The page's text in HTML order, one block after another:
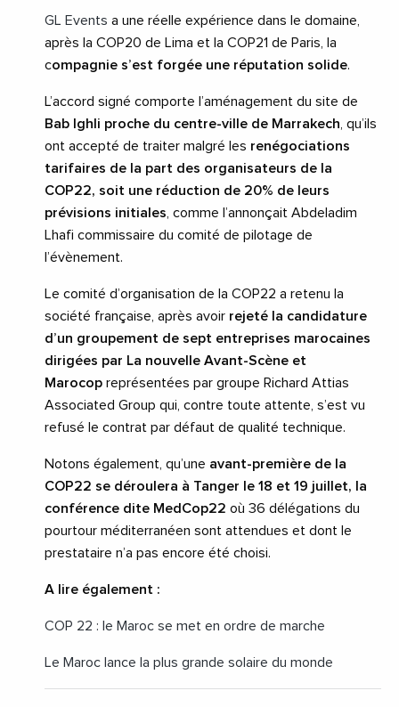
GL Events a une réelle expérience dans le domaine,
après la COP20 de Lima et la COP21 de Paris, la
compagnie s’est forgée une réputation solide.
L’accord signé comporte l’aménagement du site de
Bab Ighli proche du centre-ville de Marrakech , qu’ils
ont accepté de traiter malgré les renégociations
tarifaires de la part des organisateurs de la
COP22, soit une réduction de 20% de leurs
prévisions initiales , comme l’annonçait Abdeladim
Lhafi commissaire du comité de pilotage de
l’évènement.
Le comité d’organisation de la COP22 a retenu la
société française, après avoir rejeté la candidature
d’un groupement de sept entreprises marocaines
dirigées par La nouvelle Avant-Scène et
Marocop représentées par groupe Richard Attias
Associated Group qui, contre toute attente, s’est vu
refusé le contrat par défaut de qualité technique.
Notons également, qu’une avant-première de la
COP22 se déroulera à Tanger le 18 et 19 juillet, la
conférence dite MedCop22 où 36 délégations du
pourtour méditerranéen sont attendues et dont le
prestataire n’a pas encore été choisi.
A lire également :
COP 22 : le Maroc se met en ordre de marche
Le Maroc lance la plus grande solaire du monde